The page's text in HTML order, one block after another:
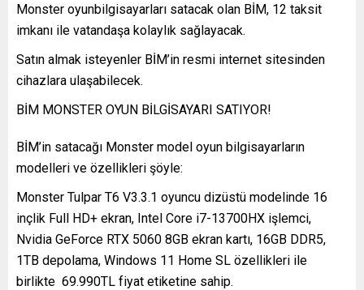
Monster oyunbilgisayarları satacak olan BİM, 12 taksit
imkanı ile vatandaşa kolaylık sağlayacak.
Satın almak isteyenler BİM’in resmi internet sitesinden
cihazlara ulaşabilecek.
BİM MONSTER OYUN BİLGİSAYARI SATIYOR!
BİM’in satacağı Monster model oyun bilgisayarların
modelleri ve özellikleri şöyle:
Monster Tulpar T6 V3.3.1 oyuncu dizüstü modelinde 16
inçlik Full HD+ ekran, Intel Core i7-13700HX işlemci,
Nvidia GeForce RTX 5060 8GB ekran kartı, 16GB DDR5,
1TB depolama, Windows 11 Home SL özellikleri ile
birlikte 69.990TL fiyat etiketine sahip.